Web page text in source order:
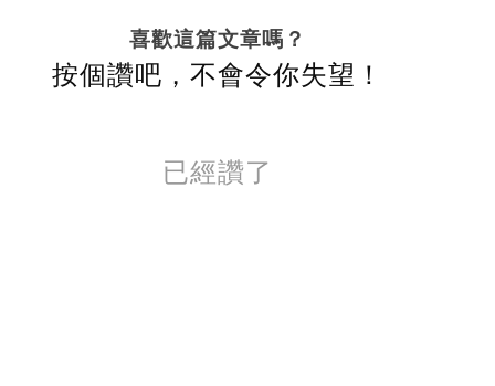
喜歡這篇文章嗎？
按個讚吧，不會令你失望！
已經讚了